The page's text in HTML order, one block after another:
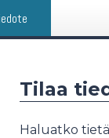
Tilaa
Haluatko